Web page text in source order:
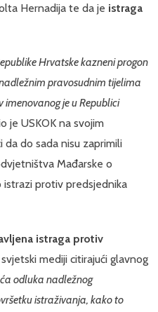
Hernadija te da je istraga
Hrvatske kazneni progon
pravosudnim tijelima
imenovanog je u Republici
je USKOK na svojim
da do sada nisu zaprimili
Mađarske o
protiv predsjednika
istraga protiv
mediji citirajući glavnog
odluka nadležnog
istraživanja, kako to